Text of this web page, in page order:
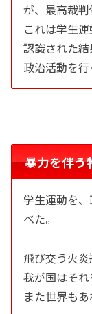
が、最高裁判
これは学生
認識された結
政治活動を行
暴力を伴う
学生運動を
べた。
飛び交う火炎
我が国はそれ
また世界も